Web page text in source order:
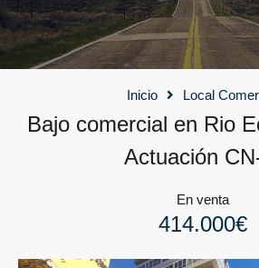
Inicio Local
Bajo comercial en Rio
Actuación
En venta
414.000€